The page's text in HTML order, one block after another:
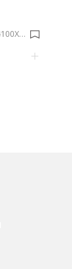
LAMINAT HPL 6915/TO 4100X1320X0,5 0034421